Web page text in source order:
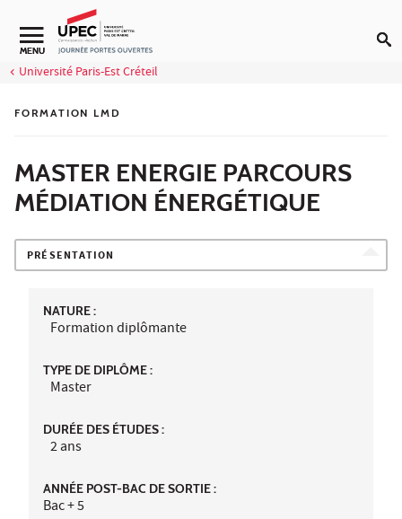
Aller au contenu
MENU
Université Paris-Est Créteil
FORMATION LMD
MASTER ENERGIE PARCOURS
MÉDIATION ÉNERGÉTIQUE
PRÉSENTATION
NATURE :
Formation diplômante
TYPE DE DIPLÔME :
Master
DURÉE DES ÉTUDES :
2 ans
ANNÉE POST-BAC DE SORTIE :
Bac + 5